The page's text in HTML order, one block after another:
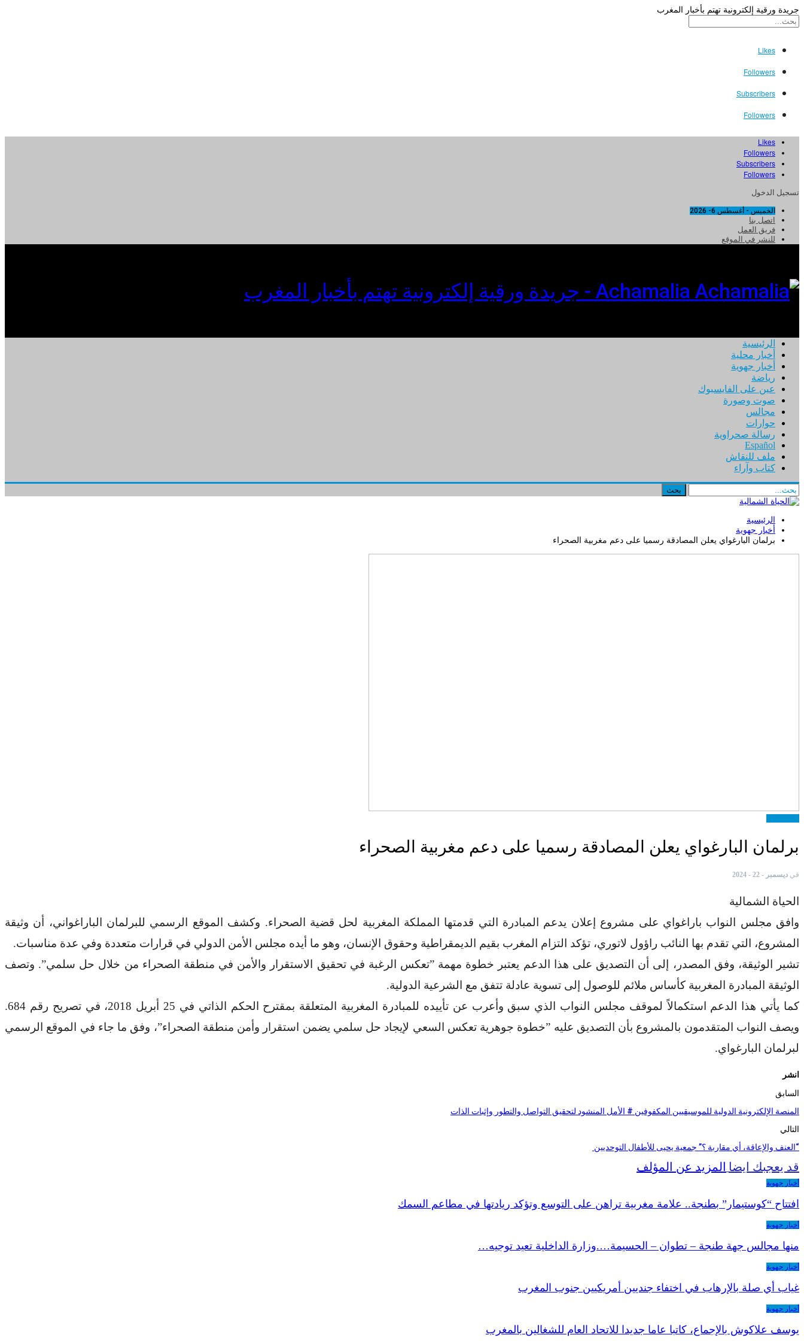
جريدة ورقية إلكترونية تهتم بأخبار المغرب
Likes
Followers
Subscribers
Followers
Likes
Followers
Subscribers
Followers
تسجيل الدخول
الخميس - أغسطس 6- 2026
اتصل بنا
فريق العمل
للنشر في الموقع
Achamalia - جريدة ورقية إلكترونية تهتم بأخبار المغرب
الرئيسية
أخبار محلية
أخبار جهوية
رياضة
عين على الفايسبوك
صوت وصورة
مجالس
حوارات
رسالة صحراوية
Español
ملف للنقاش
كتاب وآراء
الرئيسية
أخبار جهوية
برلمان البارغواي يعلن المصادقة رسميا على دعم مغربية الصحراء
برلمان البارغواي يعلن المصادقة رسميا على دعم مغربية الصحراء
في ديسمبر - 22 - 2024
الحياة الشمالية
وافق مجلس النواب باراغواي على مشروع إعلان يدعم المبادرة التي قدمتها المملكة المغربية لحل قضية الصحراء. وكشف الموقع الرسمي للبرلمان الباراغواني، أن وثيقة
المشروع، التي تقدم بها النائب راؤول لاتوري، تؤكد التزام المغرب بقيم الديمقراطية وحقوق الإنسان، وهو ما أيده مجلس الأمن الدولي في قرارات متعددة وفي عدة مناسبات.
تشير الوثيقة، وفق المصدر، إلى أن التصديق على هذا الدعم يعتبر خطوة مهمة ”تعكس الرغبة في تحقيق الاستقرار والأمن في منطقة الصحراء من خلال حل سلمي”. وتصف
الوثيقة المبادرة المغربية كأساس ملائم للوصول إلى تسوية عادلة تتفق مع الشرعية الدولية.
كما يأتي هذا الدعم استكمالاً لموقف مجلس النواب الذي سبق وأعرب عن تأييده للمبادرة المغربية المتعلقة بمقترح الحكم الذاتي في 25 أبريل 2018، في تصريح رقم 684.
ويصف النواب المتقدمون بالمشروع بأن التصديق عليه ”خطوة جوهرية تعكس السعي لإيجاد حل سلمي يضمن استقرار وأمن منطقة الصحراء”، وفق ما جاء في الموقع الرسمي
لبرلمان البارغواي.
انشر
السابق
المنصة الإلكترونية الدولية للموسيقيين المكفوفين # الأمل المنشود لتحقيق التواصل والتطور وإثبات الذات
التالي
“العنف والإعاقة، أي مقاربة ؟” جمعية يحيى للأطفال التوحديين
قد يعجبك ايضا المزيد عن المؤلف
أخبار جهوية
افتتاح “كوستيمار” بطنجة.. علامة مغربية تراهن على التوسع وتؤكد ريادتها في مطاعم السمك
أخبار جهوية
منها مجالس جهة طنجة – تطوان – الحسيمة….وزارة الداخلية تعيد توجيه…
أخبار جهوية
غياب أي صلة بالإرهاب في اختفاء جنديين أمريكيين جنوب المغرب
أخبار جهوية
يوسف علاكوش بالإجماع، كاتبا عاما جديدا للاتحاد العام للشغالين بالمغرب